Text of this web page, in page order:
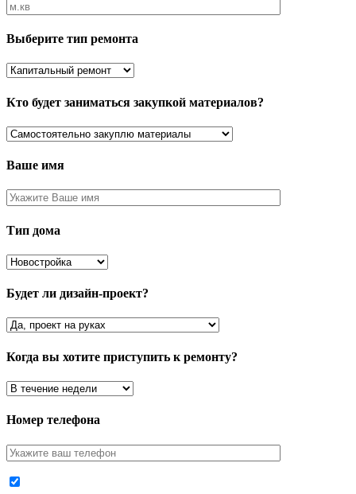
Выберите тип ремонта
Кто будет заниматься закупкой материалов?
Ваше имя
Тип дома
Будет ли дизайн-проект?
Когда вы хотите приступить к ремонту?
Номер телефона